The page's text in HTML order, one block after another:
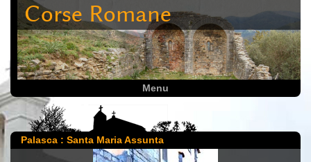
Corse Romane
Menu
Palasca : Santa Maria Assunta